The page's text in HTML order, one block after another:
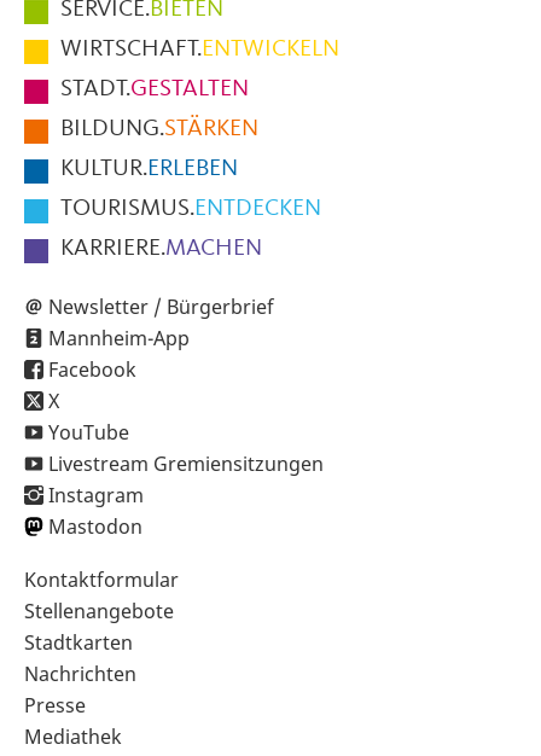
Hauptmenüpunkte
im
Fußbereich
der
Seite
SERVICE.BIETEN
WIRTSCHAFT.ENTWICKELN
STADT.GESTALTEN
BILDUNG.STÄRKEN
KULTUR.ERLEBEN
TOURISMUS.ENTDECKEN
KARRIERE.MACHEN
Newsletter / Bürgerbrief
Mannheim-App
Facebook
X
YouTube
Livestream Gremiensitzungen
Instagram
Mastodon
Sekundärnavigation
im
Fußbereich
Kontaktformular
Stellenangebote
Stadtkarten
Nachrichten
Presse
Mediathek